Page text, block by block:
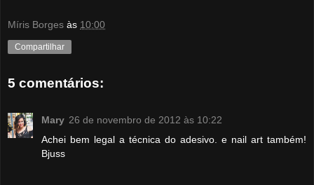
Míris Borges às 10:00
Compartilhar
5 comentários:
Mary 26 de novembro de 2012 às 10:22
Achei bem legal a técnica do adesivo. e nail art também!
Bjuss